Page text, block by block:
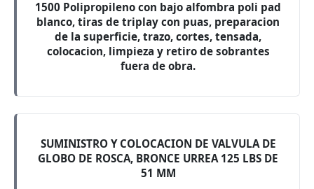
1500 Polipropileno con bajo alfombra poli pad
blanco, tiras de triplay con puas, preparacion
de la superficie, trazo, cortes, tensada,
colocacion, limpieza y retiro de sobrantes
fuera de obra.
SUMINISTRO Y COLOCACION DE VALVULA DE
GLOBO DE ROSCA, BRONCE URREA 125 LBS DE
51 MM